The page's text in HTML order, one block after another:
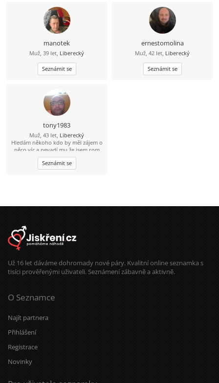
sport a samozřejmě rád vyrazím
večer mezi společnost na nějakou
zábavu . Alkohol přiležitostně. Jo a
moc nekoukám na to jak vypadáte,
ale jakou máte především povahu a
charakter. Moje nároky jsou
minimální. Stačí mít to srovnané v
hlavě, samozřejmě charakter a mít
se prostě rád. Jsem stydlivka, takže
jestli se ti můj ksicht aspoň trošku
manotek
Muž, 39 let, Liberecký
Seznámit se
ernestomolina
Muž, 42 let, Liberecký
Seznámit se
tony1983
Muž, 43 let, Liberecký
Hledám někoho kdo by měl zájem o
něco víc a nevadí mu že jsem rom
Seznámit se
Už 16 let dáváme dohromady nové páry. Kvalitní online seznamka s
tisíci prověřenými uživateli. Seznámení zábavně a aktivně.
O Seznamce
Najít partnera
Přihlášení
Registrace
Novinky